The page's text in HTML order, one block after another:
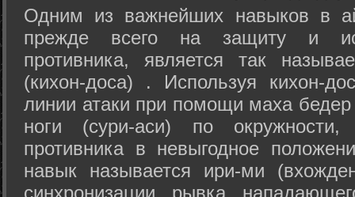
Одним из важнейших навыков в
прежде всего на защиту и
противника, является так
(кихон-доса) . Используя кихон-
линии атаки при помощи маха
ноги (сури-аси) по
противника в невыгодное
навык называется ири-ми
синхронизации рывка